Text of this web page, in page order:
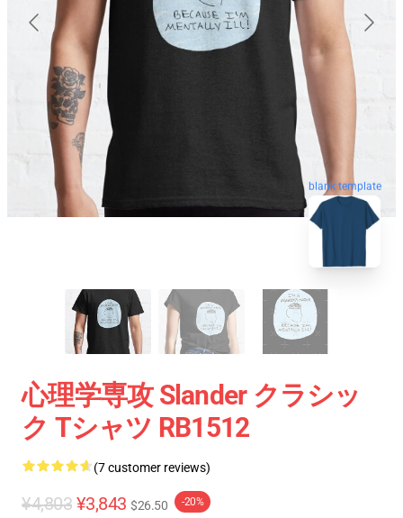
blank template
心理学専攻 Slander クラシッ
ク Tシャツ RB1512
(7 customer reviews)
¥4,803 ¥3,843 $26.50 -20%